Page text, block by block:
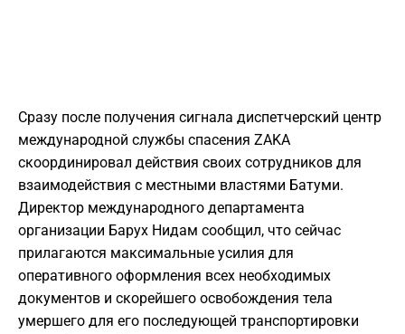
Сразу после получения сигнала диспетчерский центр
международной службы спасения ZAKA
скоординировал действия своих сотрудников для
взаимодействия с местными властями Батуми.
Директор международного департамента
организации Барух Нидам сообщил, что сейчас
прилагаются максимальные усилия для
оперативного оформления всех необходимых
документов и скорейшего освобождения тела
умершего для его последующей транспортировки